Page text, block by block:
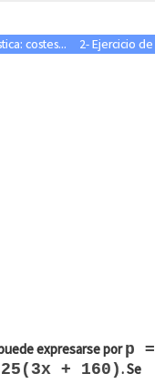
costes... 2- Ejercicio
expresarse porp =
+ 160). Se